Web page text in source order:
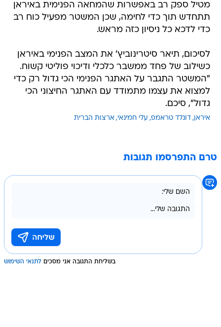
מטיל ספק רב באפשרות שהמחאה הפנימית באיראן
תתחדש תוך כדי לחימה, שכן המשטר מפעיל כוח רב
כדי לדכא כל ניסיון כזה מראש.
לסיכום, תיאר סיטרינוביץ' את המצב הפנימי באיראן
כשילוב של פחד ממשבר כלכלי ודיכוי פוליטי קשוח.
"המשטר התגבר על האתגר הפנימי הכי גדול רק כדי
למצוא את עצמו מתמודד עם האתגר החיצוני הכי
גדול", סיכם.
איראן דונלד טראמפ עלי חמינאי ארצות הברית
טרם התפרסמו תגובות
בשליחת התגובה אני מסכים לתנאי השימוש